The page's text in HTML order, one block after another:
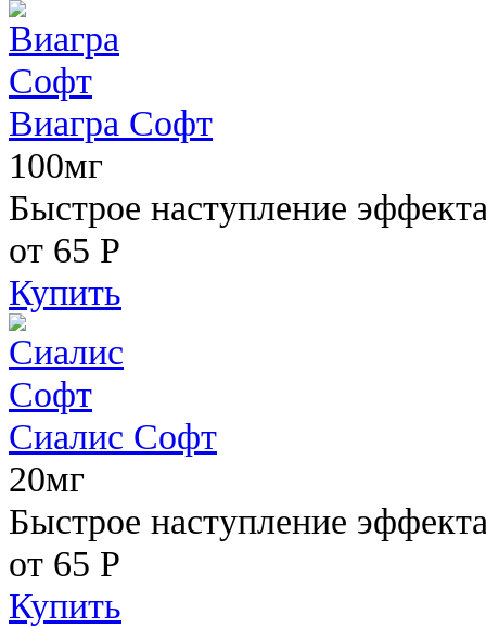
Виагра Софт
100мг
Быстрое наступление
от 65 Р
Купить
Сиалис Софт
20мг
Быстрое наступление
от 65 Р
Купить